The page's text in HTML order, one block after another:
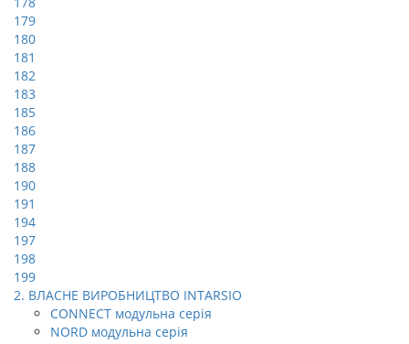
179
180
181
182
183
185
186
187
188
190
191
194
197
198
199
2. ВЛАСНЕ ВИРОБНИЦТВО INTARSIO
CONNECT модульна серія
NORD модульна серія